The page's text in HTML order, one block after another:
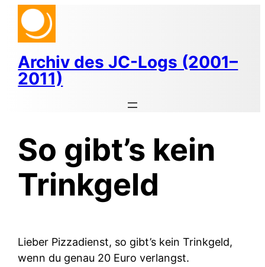
Zum
Inhalt
springen
Archiv des JC-Logs (2001–
2011)
So gibt’s kein
Trinkgeld
Lieber Pizzadienst, so gibt’s kein Trinkgeld,
wenn du genau 20 Euro verlangst.